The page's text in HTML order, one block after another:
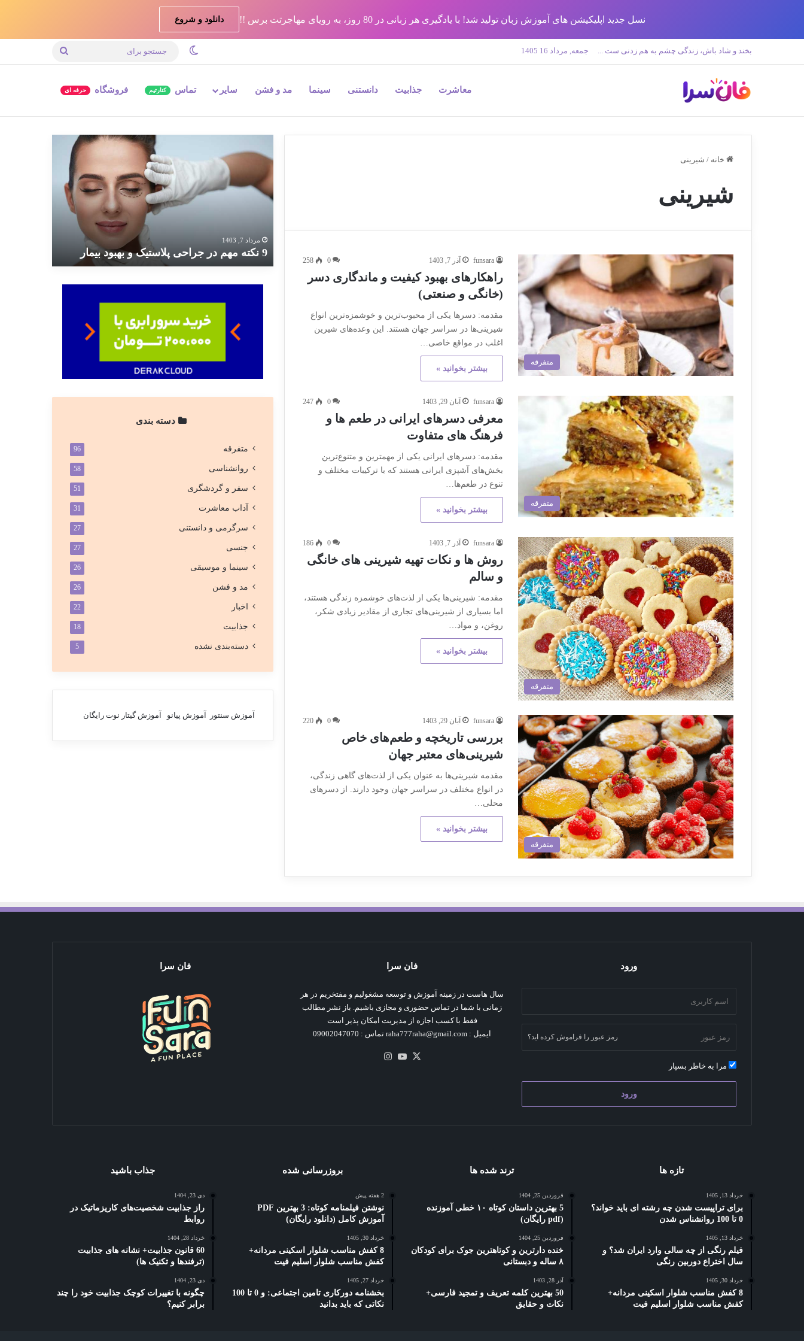
نسل جدید اپلیکیشن های آموزش زبان تولید شد! با یادگیری هر زبانی در 80 روز، به رویای مهاجرتت برس !! دانلود و شروع
بخند و شاد باش، زندگی چشم به هم زدنی ست ... جمعه, مرداد 16 1405 تغییر پوسته جستجو
معاشرت
جذابیت دانستنی سینما مد و فشن سایر تماس کنارتیم فروشگاه حرفه ای
خانه / شیرینی
شیرینی
متفرقه
funsara آذر 7, 1403 0
258
راهکارهای بهبود کیفیت و ماندگاری دسر
(خانگی و صنعتی)
مقدمه: دسرها یکی از محبوب‌ترین و خوشمزه‌ترین انواع
شیرینی‌ها در سراسر جهان هستند. این وعده‌های شیرین
اغلب در مواقع خاصی…
بیشتر بخوانید »
متفرقه
funsara آبان 29, 1403 0
247
معرفی دسرهای ایرانی در طعم ها و
فرهنگ های متفاوت
مقدمه: دسرهای ایرانی یکی از مهمترین و متنوع‌ترین
بخش‌های آشپزی ایرانی هستند که با ترکیبات مختلف و
تنوع در طعم‌ها…
بیشتر بخوانید »
متفرقه
funsara آذر 7, 1403 0
186
روش ها و نکات تهیه شیرینی های خانگی
و سالم
مقدمه: شیرینی‌ها یکی از لذت‌های خوشمزه زندگی هستند،
اما بسیاری از شیرینی‌های تجاری از مقادیر زیادی شکر،
روغن، و مواد…
بیشتر بخوانید »
متفرقه
funsara آبان 29, 1403 0
220
بررسی تاریخچه و طعم‌های خاص
شیرینی‌های معتبر جهان
مقدمه شیرینی‌ها به عنوان یکی از لذت‌های گاهی زندگی،
در انواع مختلف در سراسر جهان وجود دارند. از دسرهای
محلی…
بیشتر بخوانید »
نکته
مهم
در
جراحی
پلاستیک
بیمارمرداد 7, 1403
9 نکته مهم در جراحی پلاستیک و بهبود بیمار
دسته بندی
متفرقه 96
روانشناسی 58
سفر و گردشگری 51
آداب معاشرت 31
سرگرمی و دانستنی 27
جنسی 27
سینما و موسیقی 26
مد و فشن 26
اخبار 22
جذابیت 18
دسته‌بندی نشده 5
آموزش سنتور آموزش پیانو آموزش گیتار نوت رایگان
ورود
رمز عبور را فراموش کرده اید؟
مرا به خاطر بسپار
ورود
فان سرا
سال هاست در زمینه آموزش و توسعه مشغولیم و مفتخریم در هر
زمانی با شما در تماس حضوری و مجازی باشیم. باز نشر مطالب
فقط با کسب اجازه از مدیریت امکان پذیر است
ایمیل : raha777raha@gmail.com تماس : 09002047070
X یوتیوب
فان سرا
تازه ها
خرداد 13, 1405
برای تراپیست شدن چه رشته ای باید خواند؟
0 تا 100 روانشناس شدن
خرداد 13, 1405
فیلم رنگی از چه سالی وارد ایران شد؟ و
سال اختراع دوربین رنگی
خرداد 30, 1405
8 کفش مناسب شلوار اسکینی مردانه+
کفش مناسب شلوار اسلیم فیت
ترند شده ها
فروردین 25, 1404
5 بهترین داستان کوتاه ۱۰ خطی آموزنده
(pdf رایگان)
فروردین 25, 1404
خنده دارترین و کوتاهترین جوک برای کودکان
۸ ساله و دبستانی
آذر 28, 1403
50 بهترین کلمه تعریف و تمجید فارسی+
نکات و حقایق
بروزرسانی شده
2 هفته پیش
نوشتن فیلمنامه کوتاه: 3 بهترین PDF
آموزش کامل (دانلود رایگان)
خرداد 30, 1405
8 کفش مناسب شلوار اسکینی مردانه+
کفش مناسب شلوار اسلیم فیت
خرداد 27, 1405
بخشنامه دورکاری تامین اجتماعی: و 0 تا 100
نکاتی که باید بدانید
جذاب باشید
دی 23, 1404
راز جذابیت شخصیت‌های کاریزماتیک در
روابط
خرداد 28, 1404
60 قانون جذابیت+ نشانه های جذابیت
(ترفندها و تکنیک ها)
دی 23, 1404
چگونه با تغییرات کوچک جذابیت خود را چند
برابر کنیم؟